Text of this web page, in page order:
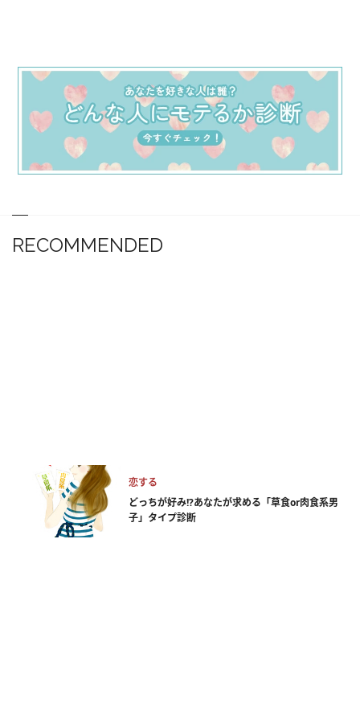
RECOMMENDED
恋する
どっちが好み!?あなたが求める「草食or肉食系男
子」タイプ診断